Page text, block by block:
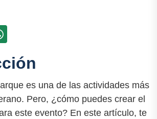
es una de las actividades más
Pero, ¿cómo puedes crear el
este evento? En este artículo, te